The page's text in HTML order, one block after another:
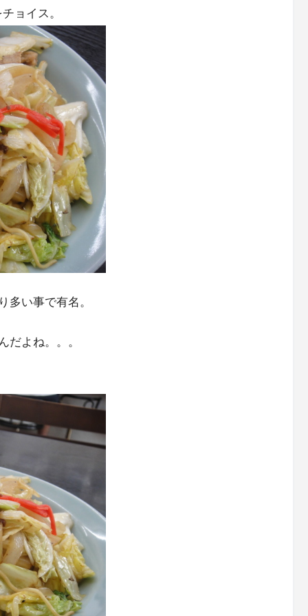
ョイス。
多い事で有名。
だよね。。。